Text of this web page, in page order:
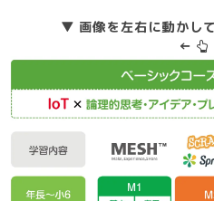
▼ 画像を左右に動かし
←